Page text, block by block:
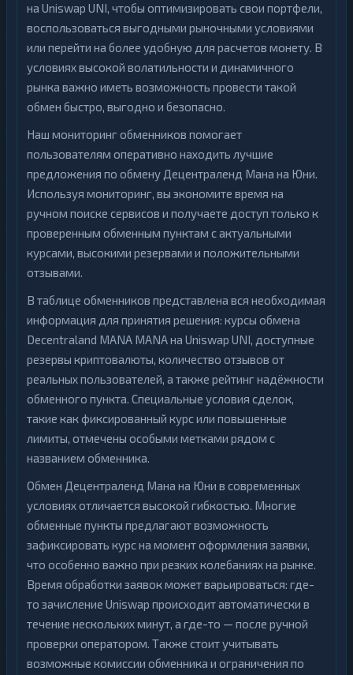
на Uniswap UNI, чтобы оптимизировать свои портфели,
воспользоваться выгодными рыночными условиями
или перейти на более удобную для расчетов монету. В
условиях высокой волатильности и динамичного
рынка важно иметь возможность провести такой
обмен быстро, выгодно и безопасно.
Наш мониторинг обменников помогает
пользователям оперативно находить лучшие
предложения по обмену Децентраленд Мана на Юни.
Используя мониторинг, вы экономите время на
ручном поиске сервисов и получаете доступ только к
проверенным обменным пунктам с актуальными
курсами, высокими резервами и положительными
отзывами.
В таблице обменников представлена вся необходимая
информация для принятия решения: курсы обмена
Decentraland MANA MANA на Uniswap UNI, доступные
резервы криптовалюты, количество отзывов от
реальных пользователей, а также рейтинг надёжности
обменного пункта. Специальные условия сделок,
такие как фиксированный курс или повышенные
лимиты, отмечены особыми метками рядом с
названием обменника.
Обмен Децентраленд Мана на Юни в современных
условиях отличается высокой гибкостью. Многие
обменные пункты предлагают возможность
зафиксировать курс на момент оформления заявки,
что особенно важно при резких колебаниях на рынке.
Время обработки заявок может варьироваться: где-
то зачисление Uniswap происходит автоматически в
течение нескольких минут, а где-то — после ручной
проверки оператором. Также стоит учитывать
возможные комиссии обменника и ограничения по